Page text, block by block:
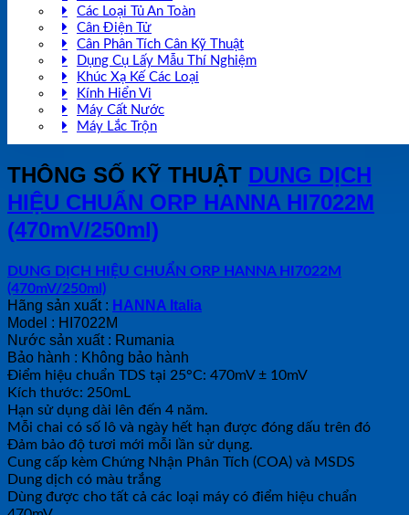
Các Loại Tủ An Toàn
Cân Điện Tử
Cân Phân Tích Cân Kỹ Thuật
Dụng Cụ Lấy Mẫu Thí Nghiệm
Khúc Xạ Kế Các Loại
Kính Hiển Vi
Máy Cất Nước
Máy Lắc Trộn
THÔNG SỐ KỸ THUẬT DUNG DỊCH
HIỆU CHUẨN ORP HANNA HI7022M
(470mV/250ml)
DUNG DỊCH HIỆU CHUẨN ORP HANNA HI7022M
(470mV/250ml)
Hãng sản xuất : HANNA Italia
Model : HI7022M
Nước sản xuất : Rumania
Bảo hành : Không bảo hành
Điểm hiệu chuẩn TDS tại 25°C: 470mV ± 10mV
Kích thước: 250mL
Hạn sử dụng dài lên đến 4 năm.
Mỗi chai có số lô và ngày hết hạn được đóng dấu trên đó
Đảm bảo độ tươi mới mỗi lần sử dụng.
Cung cấp kèm Chứng Nhận Phân Tích (COA) và MSDS
Dung dịch có màu trắng
Dùng được cho tất cả các loại máy có điểm hiệu chuẩn